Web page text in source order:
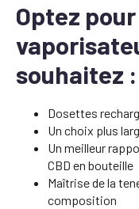
Optez
souhaitez :
Dosettes
Un choix plus
Un meilleur
CBD en bouteille
Maîtrise de la
composition